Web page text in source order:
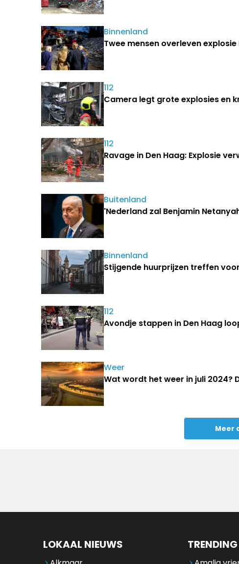
Binnenland
Twee mensen overleven
112
Camera legt grote explosies en
112
Ravage in Den Haag: Explosie
Buitenland
'Nederland zal
Binnenland
Stijgende huurprijzen treffen
112
Avondje stappen in Den Haag
Weer
Wat wordt het weer in juli 2024?
Meer
LOKAAL NIEUWS TRENDING